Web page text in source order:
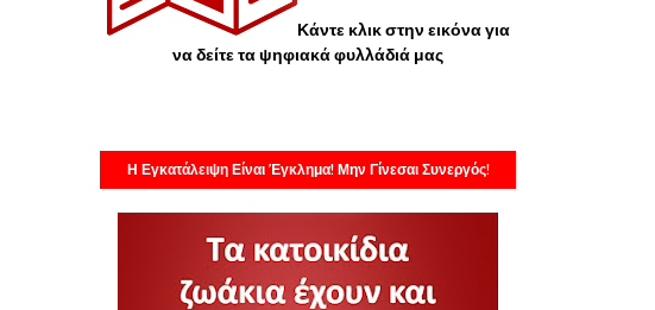
Κάντε κλικ στην εικόνα για
να δείτε τα ψηφιακά φυλλάδιά μας
Η Εγκατάλειψη Είναι Έγκλημα! Μην Γίνεσαι Συνεργός!